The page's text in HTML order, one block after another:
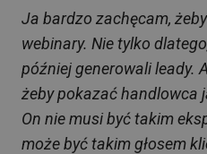
Ja bardzo zachęcam,
webinary. Nie tylko
później generowali leady.
żeby pokazać handlowca
On nie musi być takim
może być takim głosem